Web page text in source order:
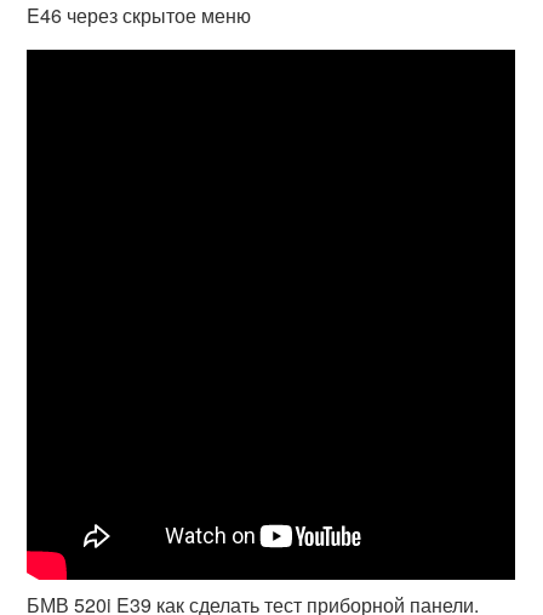
E46 через скрытое меню
БМВ 520i E39 как сделать тест приборной панели.